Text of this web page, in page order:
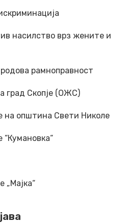
насилство врз жените и
рамноправност
град Скопје (ОЖС)
на општина Свети Николе